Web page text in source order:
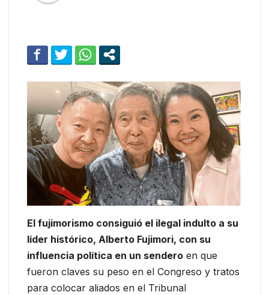
El fujimorismo consiguió el ilegal indulto a su
líder histórico, Alberto Fujimori, con su
influencia política en un sendero en que
fueron claves su peso en el Congreso y tratos
para colocar aliados en el Tribunal